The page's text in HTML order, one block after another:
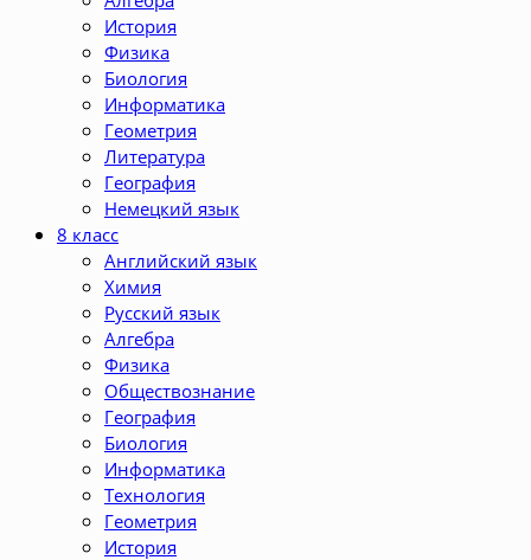
История
Физика
Биология
Информатика
Геометрия
Литература
География
Немецкий язык
8 класс
Английский язык
Химия
Русский язык
Алгебра
Физика
Обществознание
География
Биология
Информатика
Технология
Геометрия
История